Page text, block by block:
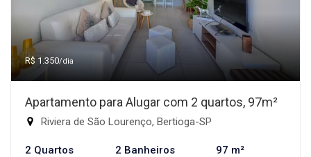
R$ 1.350/dia
Apartamento para Alugar com 2 quartos, 97m²
Riviera de São Lourenço, Bertioga-SP
2 Quartos 2 Banheiros 97 m²